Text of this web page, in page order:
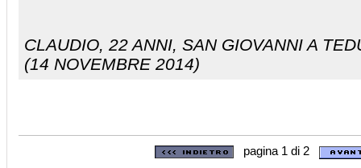
CLAUDIO, 22 ANNI, SAN GIOVANNI A
(14 NOVEMBRE 2014)
pagina 1 di 2